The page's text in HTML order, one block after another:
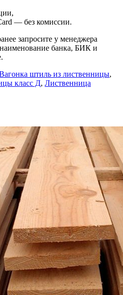
— без комиссии.
запросите у менеджера
банка, БИК и
штиль из лиственницы,
класс Д, Лиственница